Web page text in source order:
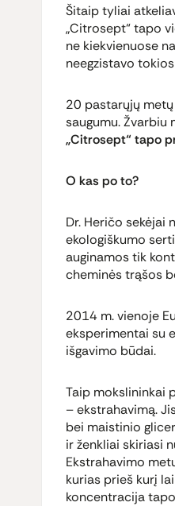
Šitaip tyliai
„Citrosept“ tapo
ne kiekvienuose
neegzistavo
20 pastarųjų
saugumu. Žvarbiu
„Citrosept“ tapo
O kas po to?
Dr. Heričo sekėjai
ekologiškumo
auginamos tik
cheminės trąšos
2014 m. vienoje
eksperimentai su
išgavimo būdai.
Taip mokslininkai
– ekstrahavimą.
bei maistinio
ir ženkliai skiriasi
Ekstrahavimo
kurias prieš kurį
koncentracija